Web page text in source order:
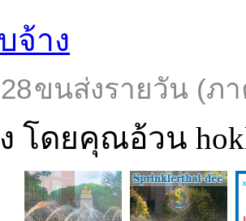
จ้าง
ขนส่งรายวัน (ภ
โดยคุณอ้วน